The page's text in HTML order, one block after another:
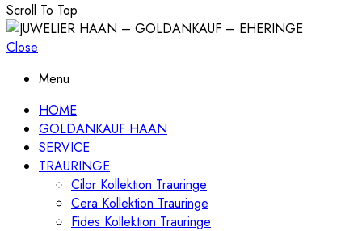
Scroll To Top
Close
Menu
HOME
GOLDANKAUF HAAN
SERVICE
TRAURINGE
Cilor Kollektion Trauringe
Cera Kollektion Trauringe
Fides Kollektion Trauringe